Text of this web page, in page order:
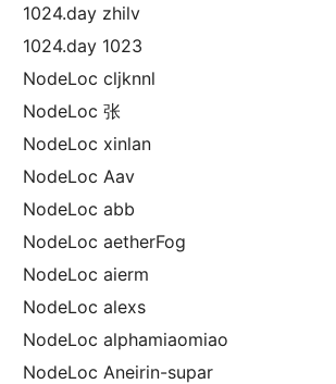
1024.day zhilv
1024.day 1023
NodeLoc cljknnl
NodeLoc 张
NodeLoc xinlan
NodeLoc Aav
NodeLoc abb
NodeLoc aetherFog
NodeLoc aierm
NodeLoc alexs
NodeLoc alphamiaomiao
NodeLoc Aneirin-supar